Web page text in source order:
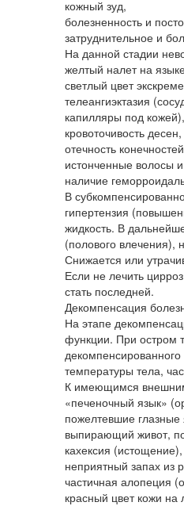
кожный зуд,
болезненность и
затруднительное и
На данной стадии
желтый налет на
светлый цвет
телеангиэктазия
капилляры под кожей),
кровоточивость десен,
отечность
истонченные волосы
наличие
В
гипертензия
жидкость. В
(полового
Снижается или
Если не лечить
стать последней.
Декомпенсация
На этапе
функции. При остром
температуры тела,
К имеющимся
«печеночный язык»
пожелтевшие
выпирающий живот,
кахексия (истощение),
неприятный запах из
частичная алопеция
красный цвет кожи на